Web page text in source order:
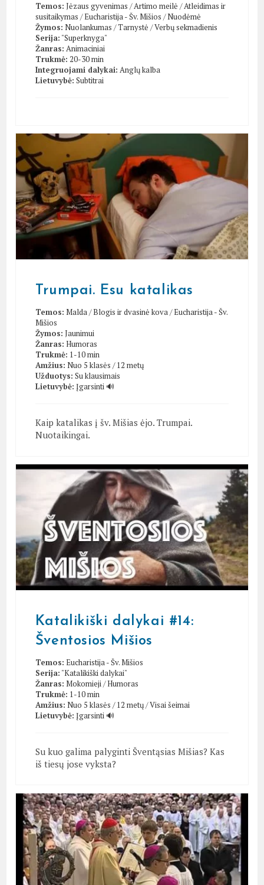
Temos: Jėzaus gyvenimas /Artimo meilė /Atleidimas ir
susitaikymas /Eucharistija - Šv. Mišios /Nuodėmė
Žymos: Nuolankumas /Tarnystė /Verbų sekmadienis
Serija: "Superknyga"
Žanras: Animaciniai
Trukmė: 20-30 min
Integruojami dalykai: Anglų kalba
Lietuvybė: Subtitrai
Trumpai. Esu katalikas
Temos: Malda/Blogis ir dvasinė kova/Eucharistija - Šv.
Mišios
Žymos: Jaunimui
Žanras: Humoras
Trukmė: 1-10 min
Amžius: Nuo 5 klasės / 12 metų
Užduotys: Su klausimais
Lietuvybė: Įgarsinti 🔊
Kaip katalikas į šv. Mišias ėjo. Trumpai.
Nuotaikingai.
Katalikiški dalykai #14:
Šventosios Mišios
Temos: Eucharistija - Šv. Mišios
Serija: "Katalikiški dalykai"
Žanras: Mokomieji/Humoras
Trukmė: 1-10 min
Amžius: Nuo 5 klasės / 12 metų/Visai šeimai
Lietuvybė: Įgarsinti 🔊
Su kuo galima palyginti Šventąsias Mišias? Kas
iš tiesų jose vyksta?